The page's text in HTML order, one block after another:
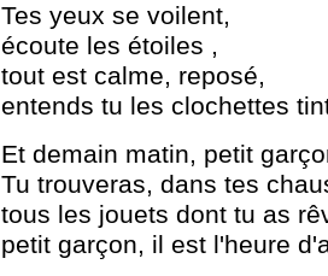
Tes yeux se voilent,
écoute les étoiles ,
tout est calme, reposé,
entends tu les clochettes
Et demain matin, petit
Tu trouveras, dans tes
tous les jouets dont tu as
petit garçon, il est l'heure